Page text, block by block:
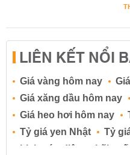
LIÊN KẾT NỔI
Giá vàng hôm nay
Giá xăng dầu hôm nay
Giá heo hơi hôm nay
Tỷ giá yen Nhật
Tỷ
Lịch cúp điện
Lãi